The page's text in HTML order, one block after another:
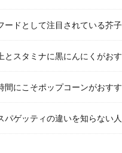
ードとして注目されている芥
とスタミナに黒にんにくがお
間にこそポップコーンがおす
パゲッティの違いを知らない